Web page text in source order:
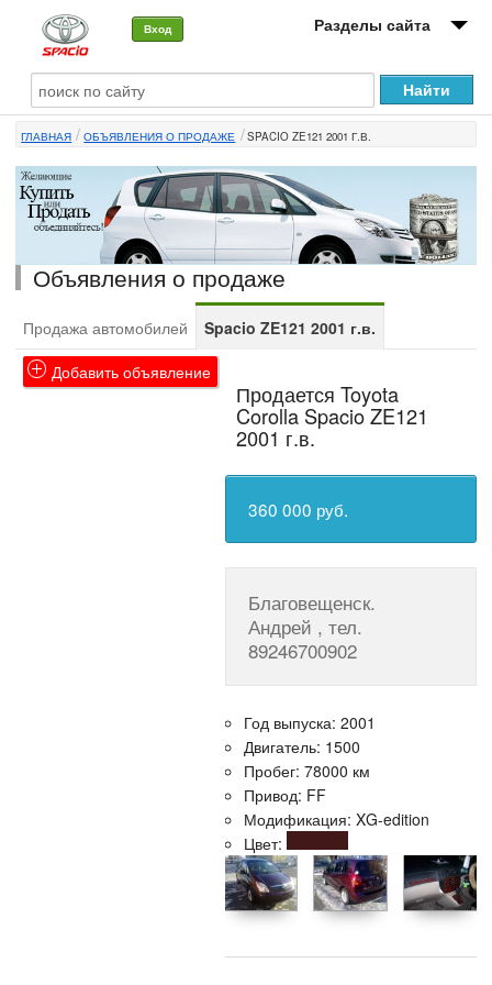
Вход Разделы сайта
О машине
Автоклуб
Форумы
Сервисы и услуги
Новости
ГЛАВНАЯ ОБЪЯВЛЕНИЯ О ПРОДАЖЕ SPACIO ZE121 2001 Г.В.
Объявления о продаже
Продажа автомобилей
Spacio ZE121 2001 г.в.
Добавить объявление
Продается Toyota
Corolla Spacio ZE121
2001 г.в.
360 000 руб.
Благовещенск.
Андрей , тел.
89246700902
Год выпуска: 2001
Двигатель: 1500
Пробег: 78000 км
Привод: FF
Модификация: XG-edition
Цвет: